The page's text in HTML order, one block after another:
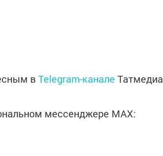
вTelegram-канале Татмедиа
мессенджере MАХ: